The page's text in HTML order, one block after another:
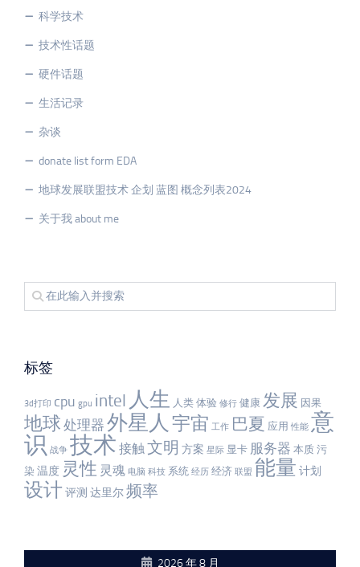
科学技术
技术性话题
硬件话题
生活记录
杂谈
donate list form EDA
地球发展联盟技术 企划 蓝图 概念列表2024
关于我 about me
标签
3d打印 cpu gpu intel 人生 人类 体验 修行 健康 发展 因果
地球 处理器 外星人 宇宙 工作 巴夏 应用 性能 意
识 战争 技术 接触文明 方案 星际 显卡 服务器 本质 污
染 温度 灵性 灵魂 电脑 科技 系统 经历 经济 联盟 能量 计划
设计评测 达里尔频率
2026 年 8 月